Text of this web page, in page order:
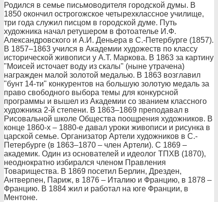
Родился в семье письмоводителя городской думы. В
1850 окончил острогожское четырехклассное училище,
три года служил писцом в городской думе. Путь
художника начал ретушером в фотоателье И.Ф.
Александровского и А.И. Деньера в С.-Петербурге (1857).
В 1857–1863 учился в Академии художеств по классу
исторической живописи у А.Т. Маркова. В 1863 за картину
"Моисей источает воду из скалы" (ныне утрачена)
награжден малой золотой медалью. В 1863 возглавил
"бунт 14-ти" конкурентов на большую золотую медаль за
право свободного выбора темы для конкурсной
программы и вышел из Академии со званием классного
художника 2-й степени. В 1863–1869 преподавал в
Рисовальной школе Общества поощрения художников. В
конце 1860-х – 1880-е давал уроки живописи и рисунка в
царской семье. Организатор Артели художников в С.-
Петербурге (в 1863–1870 – член Артели). С 1869 –
академик. Один из основателей и идеолог ТПХВ (1870),
неоднократно избирался членом Правления
Товарищества. В 1869 посетил Берлин, Дрезден,
Антверпен, Париж, в 1876 – Италию и Францию, в 1878 –
Францию. В 1884 жил и работал на юге Франции, в
Ментоне.